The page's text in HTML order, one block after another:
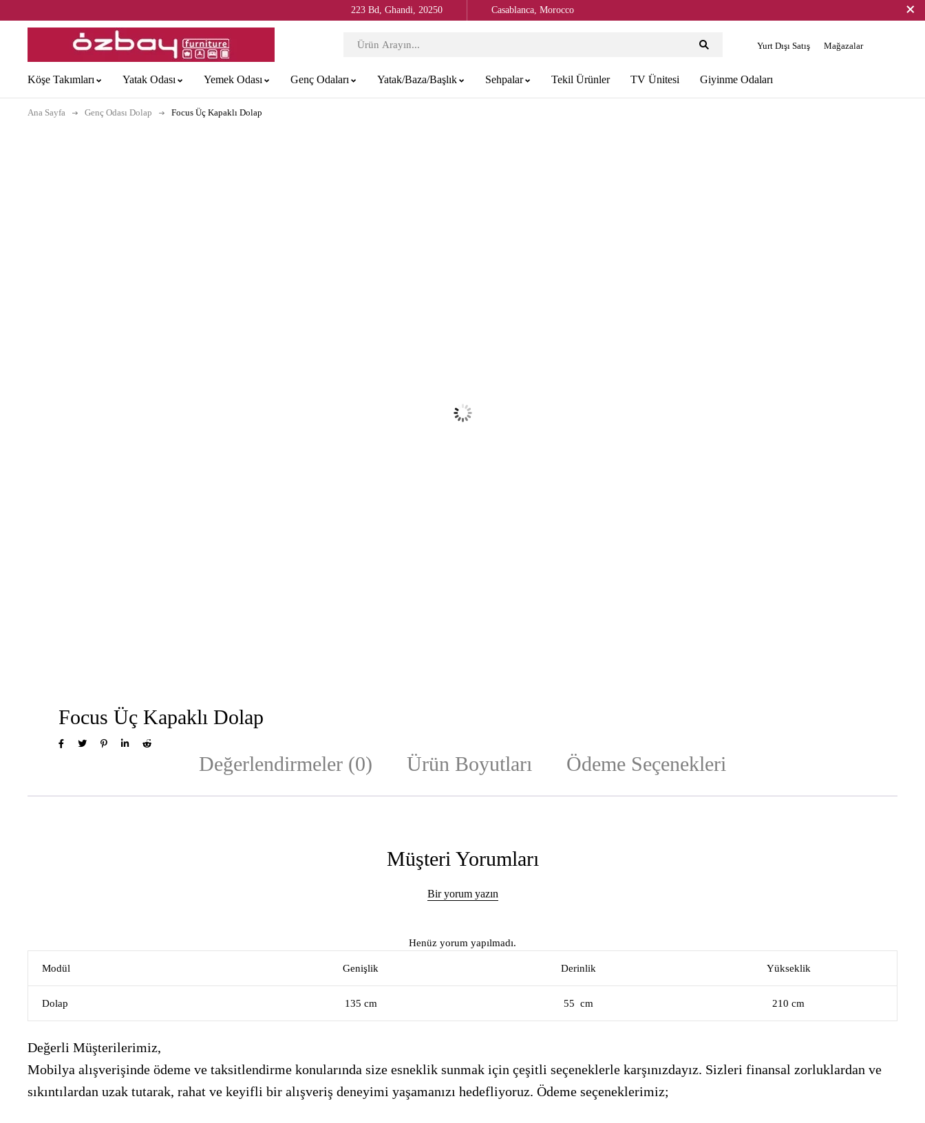
223 Bd, Ghandi, 20250 Casablanca, Morocco
Yurt Dışı Satış Mağazalar
Köşe Takımları Yatak Odası Yemek Odası Genç Odaları Yatak/Baza/Başlık Sehpalar Tekil Ürünler TV Ünitesi Giyinme Odaları
Ana Sayfa Genç Odası Dolap Focus Üç Kapaklı Dolap
Focus Üç Kapaklı Dolap
Değerlendirmeler (0) Ürün Boyutları Ödeme Seçenekleri
Müşteri Yorumları
Bir yorum yazın
Henüz yorum yapılmadı.
Modül Genişlik Derinlik Yükseklik
Dolap 135 cm 55 cm 210 cm
Değerli Müşterilerimiz,
Mobilya alışverişinde ödeme ve taksitlendirme konularında size esneklik sunmak için çeşitli seçeneklerle karşınızdayız. Sizleri finansal zorluklardan ve
sıkıntılardan uzak tutarak, rahat ve keyifli bir alışveriş deneyimi yaşamanızı hedefliyoruz. Ödeme seçeneklerimiz;